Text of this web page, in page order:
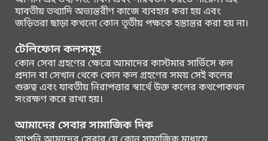
যাবতীয় তথ্যাদি অভ্যন্তরীণ কাজে ব্যবহার করা হয় এবং
জড়িতরা ছাড়া কখনো কোন তৃতীয় পক্ষকে হস্তান্তর করা হয় না।
টেলিফোন কলসমূহ
কোন সেবা গ্রহণের ক্ষেত্রে আমাদের কাস্টমার সার্ভিসে কল
প্রদান বা সেখান থেকে কোন কল গ্রহণের সময় সেই কলের
গুরুত্ব এবং যাবতীয় নিরাপত্তার স্বার্থে উক্ত কলের কথপোকথন
সংরক্ষণ করে রাখা হয়।
আমাদের সেবার সামাজিক দিক